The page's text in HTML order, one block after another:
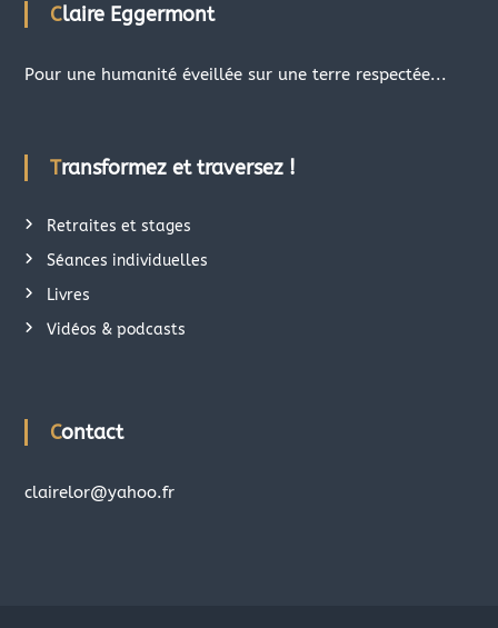
Claire Eggermont
Pour une humanité éveillée sur une terre respectée...
Transformez et traversez !
Retraites et stages
Séances individuelles
Livres
Vidéos & podcasts
Contact
clairelor@yahoo.fr